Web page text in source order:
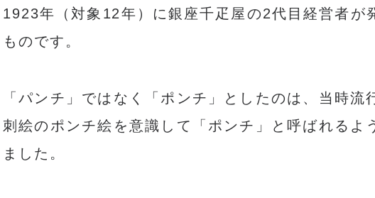
1923年（対象12年）に銀座千疋屋の2代目経営者が
ものです。
「パンチ」ではなく「ポンチ」としたのは、当時流
刺絵のポンチ絵を意識して「ポンチ」と呼ばれるよ
ました。